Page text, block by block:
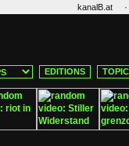
kanalB.at ·
EDITIONS